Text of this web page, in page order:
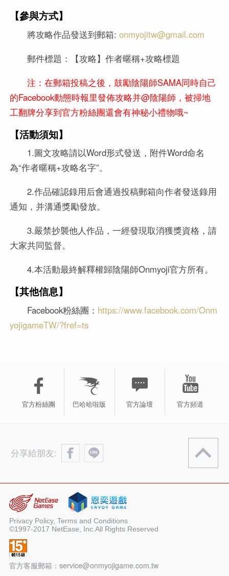
【參與方式】
將攻略作品發送到郵箱:onmyojitw@gmail.com
郵件標題：【攻略】作者暱稱+攻略標題
注：在郵箱投稿之後，鼓勵陰陽師SAMA同時自己
的Facebook動態時報里發佈攻略并@陰陽師，被掃地
工翻牌分享到官方粉絲團還會有神秘小禮物哦~
【活動須知】
1.圖文攻略請以Word形式發送，附件Word命名
為“作者暱稱+攻略名字”。
2.作品確認錄用后會通過投稿郵箱向作者發送錄用
通知，并溝通獎勵發放。
3.嚴禁抄襲他人作品，一經發現取消獲獎資格，請
大家共同監督。
4.本活動最終解釋權歸陰陽師Onmyoji官方所有。
【其他信息】
Facebook粉絲團： https://www.facebook.com/Onm
yojigameTW/?fref=ts
官方粉絲團 巴哈哈啦版 官方論壇 官方頻道
分享給朋友:
Privacy Policy, Terms and Conditions
©1997-2017 NetEase, Inc.All Rights Reserved
官方客服郵箱：service@onmyojigame.com.tw